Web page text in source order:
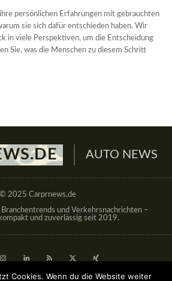
persönlichen Erfahrungen mit gebrauchten
sie sich dafür entschieden haben. Wir
in viele Perspektiven, um die Entscheidung
Sie, was die Menschen zu diesem Schritt
AUTO NEWS
© 2025 Carprnews.de
und Verkehrsnachrichten –
und zuverlässig seit 2019.
Cookies. Wenn du die Website weiter